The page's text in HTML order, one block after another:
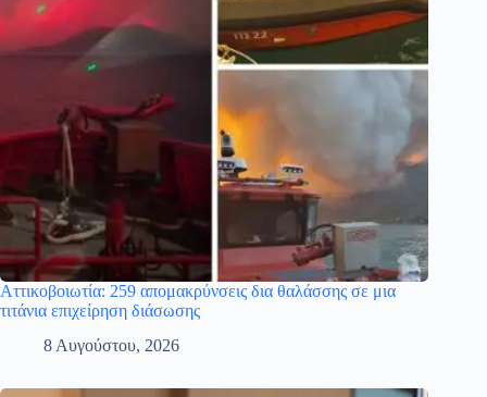
Αττικοβοιωτία: 259 απομακρύνσεις δια θαλάσσης σε μια
τιτάνια επιχείρηση διάσωσης
8 Αυγούστου, 2026